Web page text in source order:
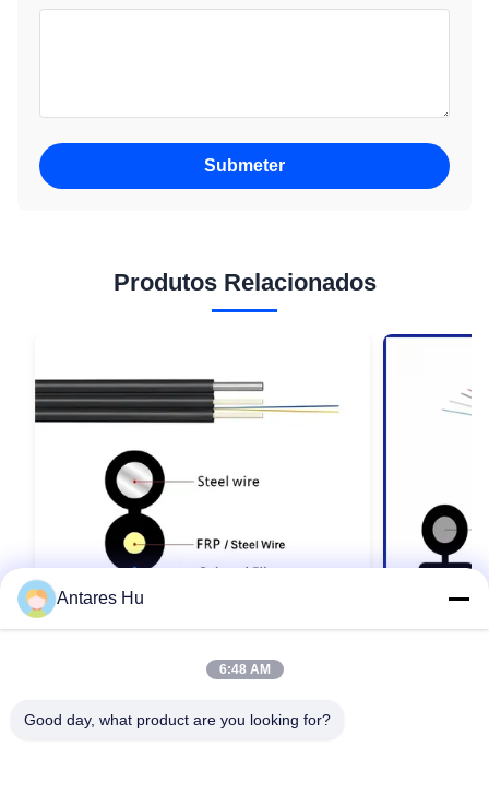
Submeter
Produtos Relacionados
Core G657A1 com Metal Wire Messenger
Antares Hu
6:48 AM
Good day, what product are you looking for?